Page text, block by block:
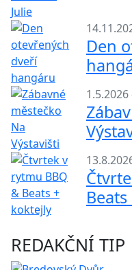
Den
REDAKČNÍ TIP